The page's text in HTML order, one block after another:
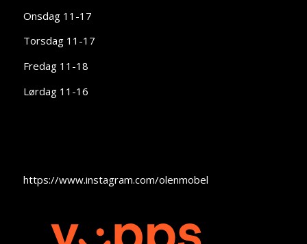
Onsdag 11-17
Torsdag 11-17
Fredag 11-18
Lørdag 11-16
https://www.instagram.com/olenmobel